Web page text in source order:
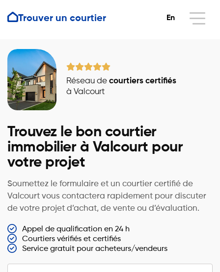
Trouver un courtier En
Réseau de courtiers certifiés
à Valcourt
Trouvez le bon courtier
immobilier à Valcourt pour
votre projet
Soumettez le formulaire et un courtier certifié de
Valcourt vous contactera rapidement pour discuter
de votre projet d’achat, de vente ou d’évaluation.
Appel de qualification en 24 h
Courtiers vérifiés et certifiés
Service gratuit pour acheteurs/vendeurs